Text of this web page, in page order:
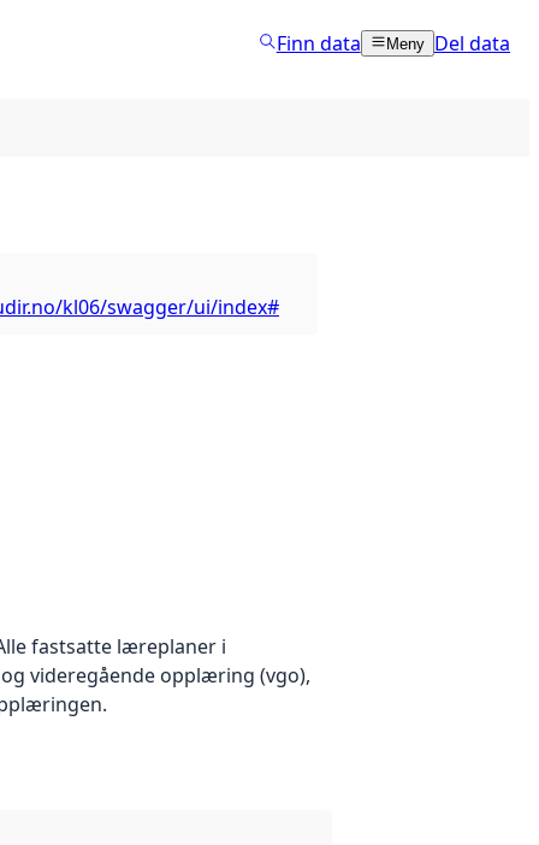
Finn data Meny Del data
kl06/swagger/ui/index#
fastsatte læreplaner i
videregående opplæring (vgo),